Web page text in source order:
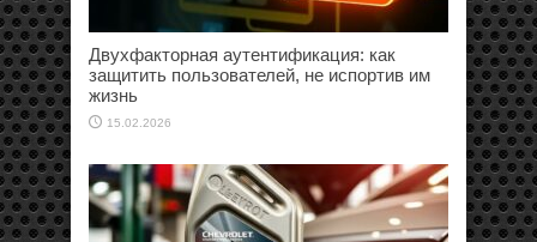
Двухфакторная аутентификация: как
защитить пользователей, не испортив им
жизнь
15.02.2026